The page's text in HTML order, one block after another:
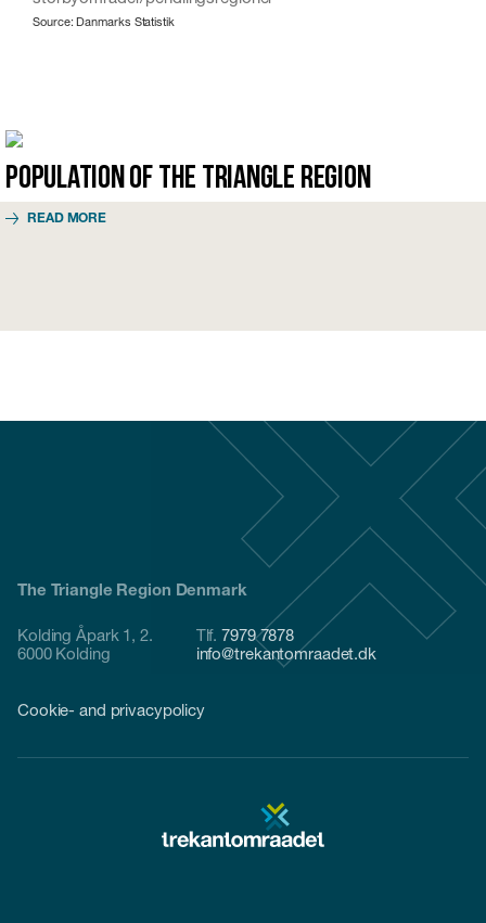
Source: Danmarks Statistik
Population of the Triangle Region
READ MORE
The Triangle Region Denmark
Kolding Åpark 1, 2.
6000 Kolding
Tlf.7979 7878
info@trekantomraadet.dk
Cookie- and privacypolicy